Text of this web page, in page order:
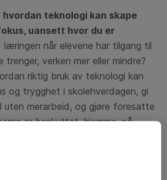
teknologi kan skape
uansett hvor du er
læringen når elevene har tilgang til
trenger, verken mer eller mindre?
riktig bruk av teknologi kan
og trygghet i skolehverdagen, gi
merarbeid, og gjøre foresatte
er beskyttet, hjemme, på